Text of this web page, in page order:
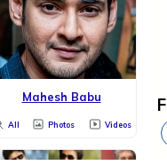
Mahesh Babu
All Photos Videos